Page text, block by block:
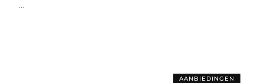
...
AANBIEDINGEN